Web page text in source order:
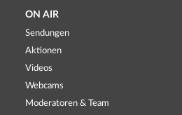
ON AIR
Sendungen
Aktionen
Videos
Webcams
Moderatoren & Team